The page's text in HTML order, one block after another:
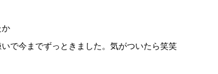
で今までずっときました。気がついたら笑笑